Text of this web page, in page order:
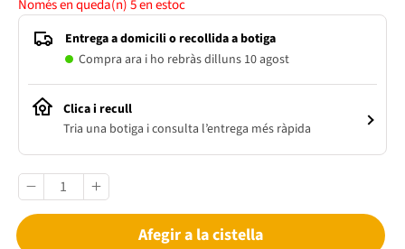
Només en queda(n)5en estoc
Entrega a domicili o recollida a botiga
Compra ara i ho rebràs dilluns 10 agost
Clica i recull
Tria una botiga i consulta l’entrega més ràpida
Afegir a la cistella